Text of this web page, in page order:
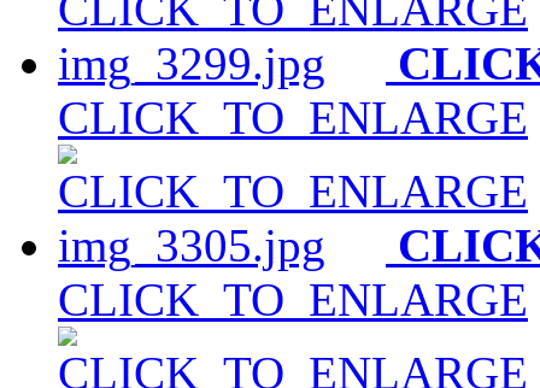
CLICK_TO_ENLARGE
CLICK_TO_ENLARGE